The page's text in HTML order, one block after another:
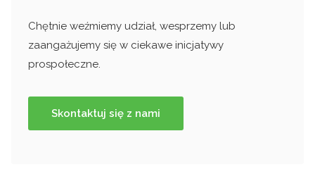
Chętnie weźmiemy udział, wesprzemy lub
zaangażujemy się w ciekawe inicjatywy
prospołeczne.
Skontaktuj się z nami